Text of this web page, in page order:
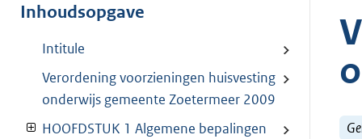
Inhoudsopgave
Intitule
Verordening voorzieningen huisvesting
onderwijs gemeente Zoetermeer 2009
HOOFDSTUK 1 Algemene bepalingen